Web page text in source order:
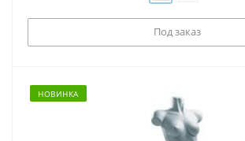
Под заказ
НОВИНКА